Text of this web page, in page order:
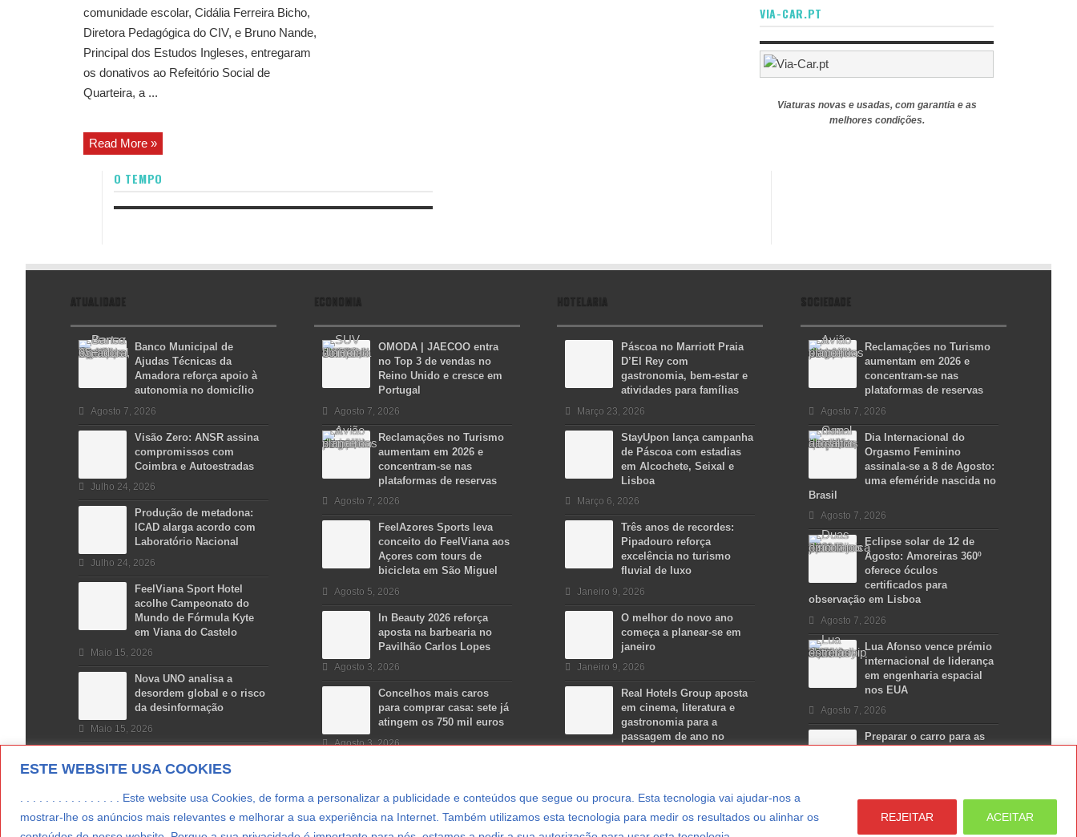
ESTE WEBSITE USA COOKIES
. . . . . . . . . . . . . . . . Este website usa Cookies, de forma a personalizar a publicidade e conteúdos que segue ou procura. Esta tecnologia vai ajudar-nos a
mostrar-lhe os anúncios mais relevantes e melhorar a sua experiência na Internet. Também utilizamos esta tecnologia para medir os resultados ou alinhar os
REJEITAR ACEITAR
comunidade escolar, Cidália Ferreira Bicho,
Diretora Pedagógica do CIV, e Bruno Nande,
Principal dos Estudos Ingleses, entregaram
os donativos ao Refeitório Social de
Quarteira, a ...
Read More »
O TEMPO
VIA-CAR.PT
Viaturas novas e usadas, com garantia e as
melhores condições.
ATUALIDADE
Banco Municipal de
Ajudas Técnicas da
Amadora reforça apoio à
autonomia no domicílio
Agosto 7, 2026
Visão Zero: ANSR assina
compromissos com
Coimbra e Autoestradas
Julho 24, 2026
Produção de metadona:
ICAD alarga acordo com
Laboratório Nacional
Julho 24, 2026
FeelViana Sport Hotel
acolhe Campeonato do
Mundo de Fórmula Kyte
em Viana do Castelo
Maio 15, 2026
Nova UNO analisa a
desordem global e o risco
da desinformação
Maio 15, 2026
ECONOMIA
OMODA | JAECOO entra
no Top 3 de vendas no
Reino Unido e cresce em
Portugal
Agosto 7, 2026
Reclamações no Turismo
aumentam em 2026 e
concentram-se nas
plataformas de reservas
Agosto 7, 2026
FeelAzores Sports leva
conceito do FeelViana aos
Açores com tours de
bicicleta em São Miguel
Agosto 5, 2026
In Beauty 2026 reforça
aposta na barbearia no
Pavilhão Carlos Lopes
Agosto 3, 2026
Concelhos mais caros
para comprar casa: sete já
atingem os 750 mil euros
Agosto 3, 2026
HOTELARIA
Páscoa no Marriott Praia
D’El Rey com
gastronomia, bem-estar e
atividades para famílias
Março 23, 2026
StayUpon lança campanha
de Páscoa com estadias
em Alcochete, Seixal e
Lisboa
Março 6, 2026
Três anos de recordes:
Pipadouro reforça
excelência no turismo
fluvial de luxo
Janeiro 9, 2026
O melhor do novo ano
começa a planear-se em
janeiro
Janeiro 9, 2026
Real Hotels Group aposta
em cinema, literatura e
gastronomia para a
passagem de ano no
SOCIEDADE
Reclamações no Turismo
aumentam em 2026 e
concentram-se nas
plataformas de reservas
Agosto 7, 2026
Dia Internacional do
Orgasmo Feminino
assinala-se a 8 de Agosto:
uma efeméride nascida no
Brasil
Agosto 7, 2026
Eclipse solar de 12 de
Agosto: Amoreiras 360º
oferece óculos
certificados para
observação em Lisboa
Agosto 7, 2026
Lua Afonso vence prémio
internacional de liderança
em engenharia espacial
nos EUA
Agosto 7, 2026
Preparar o carro para as